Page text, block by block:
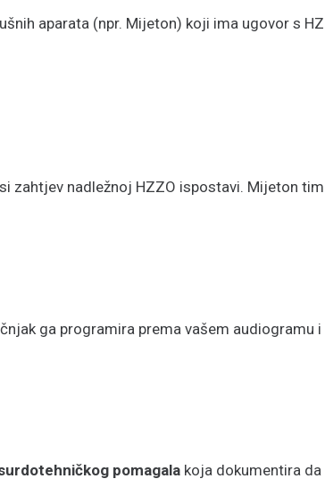
aparata (npr. Mijeton) koji ima ugovor s
zahtjev nadležnoj HZZO ispostavi. Mijeton
ga programira prema vašem audiogramu
pomagala koja dokumentira